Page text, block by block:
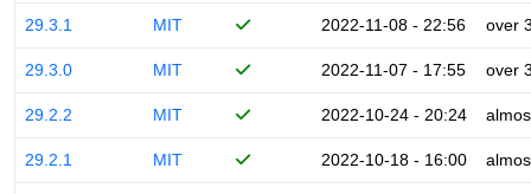
29.3.1 MIT 2022-11-08 - 22:56 over
29.3.0 MIT 2022-11-07 - 17:55 over
29.2.2 MIT 2022-10-24 - 20:24
29.2.1 MIT 2022-10-18 - 16:00